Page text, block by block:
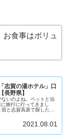
食事はボリュ
志賀の湯ホテル」口
長野県】
いのよね。ペットと泊
旅行に行ってきまし
と志賀高原で探したん
2021.08.01